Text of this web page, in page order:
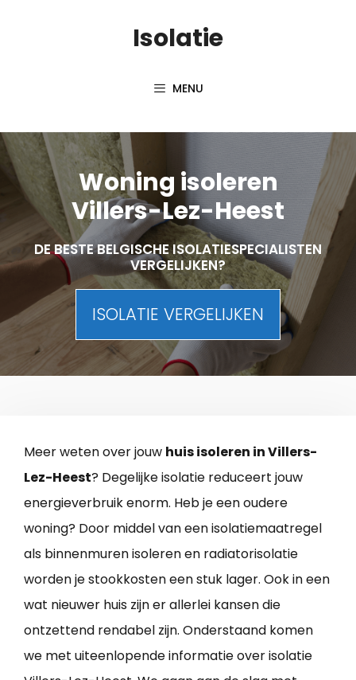
Isolatie
MENU
Woning isoleren
Villers-Lez-Heest
DE BESTE BELGISCHE ISOLATIESPECIALISTEN
VERGELIJKEN?
ISOLATIE VERGELIJKEN
Meer weten over jouw huis isoleren in Villers-
Lez-Heest? Degelijke isolatie reduceert jouw
energieverbruik enorm. Heb je een oudere
woning? Door middel van een isolatiemaatregel
als binnenmuren isoleren en radiatorisolatie
worden je stookkosten een stuk lager. Ook in een
wat nieuwer huis zijn er allerlei kansen die
ontzettend rendabel zijn. Onderstaand komen
we met uiteenlopende informatie over isolatie